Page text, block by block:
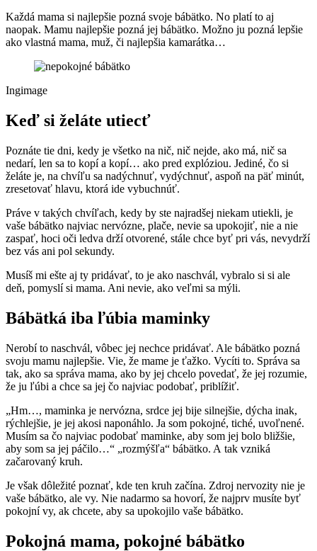
Každá mama si najlepšie pozná svoje bábätko. No platí to aj
naopak. Mamu najlepšie pozná jej bábätko. Možno ju pozná lepšie
ako vlastná mama, muž, či najlepšia kamarátka…
Ingimage
Keď si želáte utiecť
Poznáte tie dni, kedy je všetko na nič, nič nejde, ako má, nič sa
nedarí, len sa to kopí a kopí… ako pred explóziou. Jediné, čo si
želáte je, na chvíľu sa nadýchnuť, vydýchnuť, aspoň na päť minút,
zresetovať hlavu, ktorá ide vybuchnúť.
Práve v takých chvíľach, kedy by ste najradšej niekam utiekli, je
vaše bábätko najviac nervózne, plače, nevie sa upokojiť, nie a nie
zaspať, hoci oči ledva drží otvorené, stále chce byť pri vás, nevydrží
bez vás ani pol sekundy.
Musíš mi ešte aj ty pridávať, to je ako naschvál, vybralo si si ale
deň, pomyslí si mama. Ani nevie, ako veľmi sa mýli.
Bábätká iba ľúbia maminky
Nerobí to naschvál, vôbec jej nechce pridávať. Ale bábätko pozná
svoju mamu najlepšie. Vie, že mame je ťažko. Vycíti to. Správa sa
tak, ako sa správa mama, ako by jej chcelo povedať, že jej rozumie,
že ju ľúbi a chce sa jej čo najviac podobať, priblížiť.
„Hm…, maminka je nervózna, srdce jej bije silnejšie, dýcha inak,
rýchlejšie, je jej akosi naponáhlo. Ja som pokojné, tiché, uvoľnené.
Musím sa čo najviac podobať maminke, aby som jej bolo bližšie,
aby som sa jej páčilo…“ „rozmýšľa“ bábätko. A tak vzniká
začarovaný kruh.
Je však dôležité poznať, kde ten kruh začína. Zdroj nervozity nie je
vaše bábätko, ale vy. Nie nadarmo sa hovorí, že najprv musíte byť
pokojní vy, ak chcete, aby sa upokojilo vaše bábätko.
Pokojná mama, pokojné bábätko